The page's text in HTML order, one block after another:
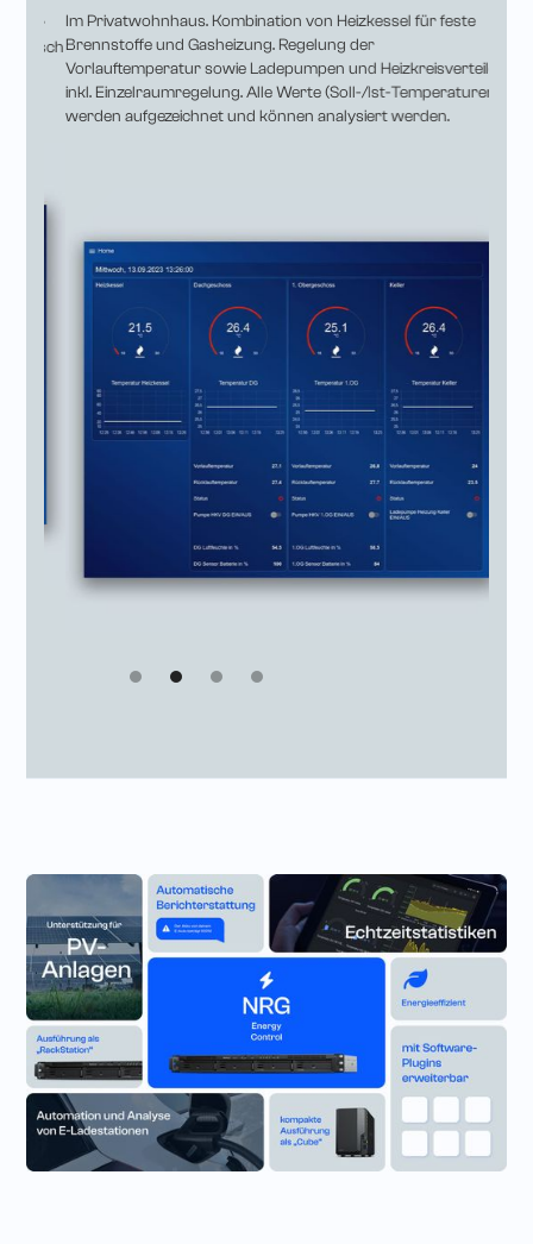
Im Privatwohnhaus. Kombination von Heizkessel für feste
Brennstoffe und Gasheizung. Regelung der
Vorlauftemperatur sowie Ladepumpen und Heizkreisverteiler
inkl. Einzelraumregelung. Alle Werte (Soll-/Ist-Temperaturen)
werden aufgezeichnet und können analysiert werden.